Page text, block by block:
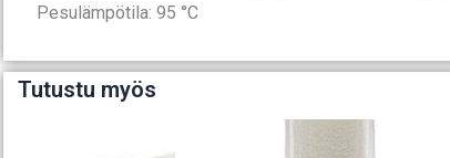
Pesulämpötila: 95 °C
Tutustu myös